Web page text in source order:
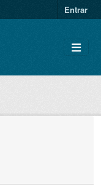
Entrar